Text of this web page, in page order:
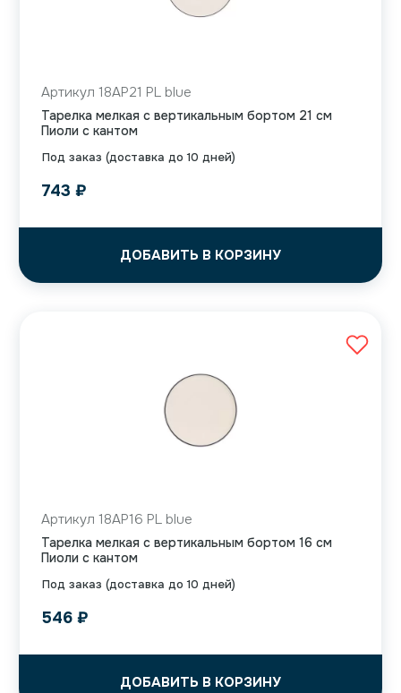
Под заказ (доставка до 10 дней)
Артикул 18AP21 PL blue
Тарелка мелкая с вертикальным бортом 21 см
Пиоли с кантом
743 ₽
ДОБАВИТЬ В КОРЗИНУ
Под заказ (доставка до 10 дней)
Артикул 18AP16 PL blue
Тарелка мелкая с вертикальным бортом 16 см
Пиоли с кантом
546 ₽
ДОБАВИТЬ В КОРЗИНУ